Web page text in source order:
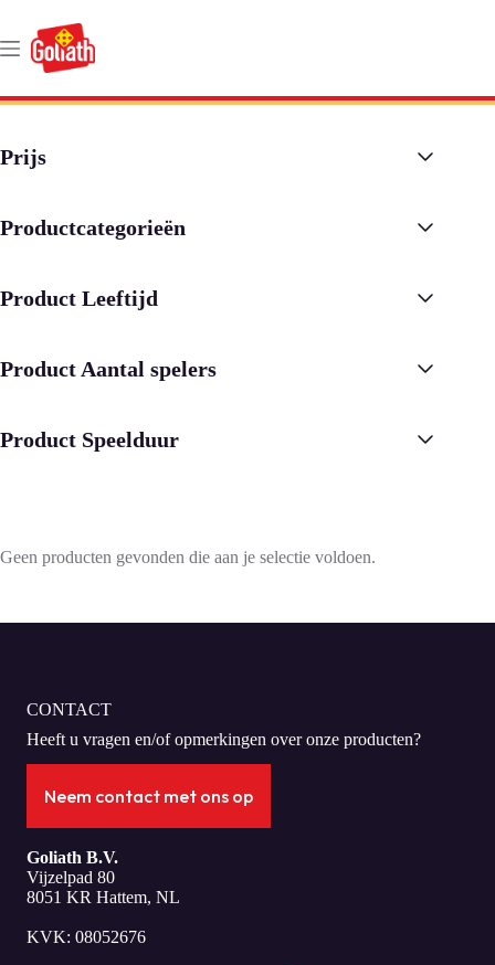
de
inhoud
Geen producten gevonden die aan je selectie voldoen.
Prijs
Productcategorieën
Product Leeftijd
Product Aantal spelers
Product Speelduur
CONTACT
Heeft u vragen en/of opmerkingen over onze producten?
Neem contact met ons op
Goliath B.V.
Vijzelpad 80
8051 KR Hattem, NL
KVK: 08052676